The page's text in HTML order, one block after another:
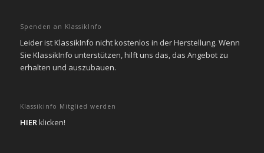
Spenden an KlassikInfo
Leider ist KlassikInfo nicht kostenlos in der Herstellung. Wenn
Sie KlassikInfo unterstützen, hilft uns das, das Angebot zu
erhalten und auszubauen.
Klassikinfo Mitglied werden
HIERklicken!